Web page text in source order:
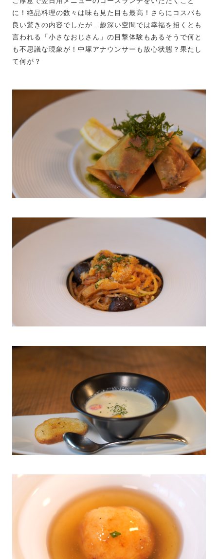
に！絶品料理の数々は味も見た目も最高！さらにコスパも
良い驚きの内容でしたが…趣深い空間では幸福を招くとも
言われる「小さなおじさん」の目撃体験もあるそうで何と
も不思議な現象が！中塚アナウンサーも放心状態？果たし
て何が？